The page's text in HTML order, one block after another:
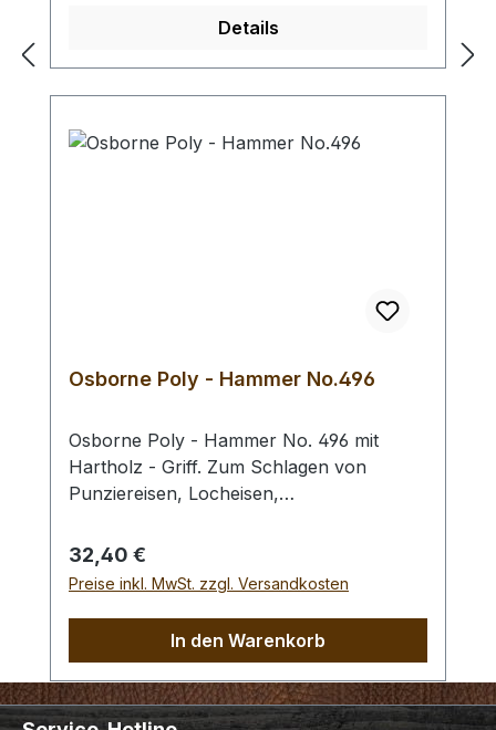
Kopf - Ø : 42 mm / Gesamtlänge : 290 mm
- Bei einer Bestellung 1 Stück erhalten Sie
1 Rohhauthammer der gewählten Größe.
Details
Osborne Poly - Hammer No.496
Osborne Poly - Hammer No. 496 mit
Hartholz - Griff. Zum Schlagen von
Punziereisen, Locheisen,
Schlagfläche. Wenig Rückschlag durch
schlagabsorbierenden Poly -
Hammerkopf. 240 gr Gesamtgewicht /
Regulärer Preis:
32,40 €
Preise inkl. MwSt. zzgl. Versandkosten
In den Warenkorb